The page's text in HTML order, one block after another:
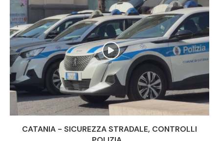
CATANIA - SICUREZZA STRADALE, CONTROLLI